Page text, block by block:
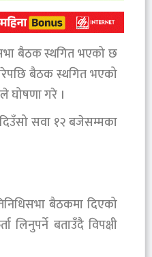
सभा बैठक स्थगित भएको छ
बैठक स्थगित भएको
घोषणा गरे ।
सवा १२ बजेसम्मका
बैठकमा दिएको
लिनुपर्ने बताउँदै विपक्षी